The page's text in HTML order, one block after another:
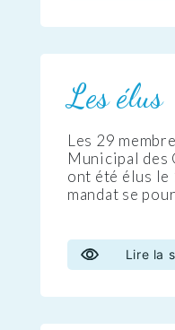
Les élus
Les 29
Municipal des
ont été élus le
mandat se
Lire la